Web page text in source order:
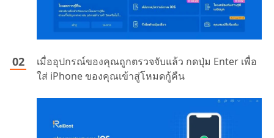
เมื่ออุปกรณ์ของคุณถูกตรวจจับแล้ว กดปุ่ม Enter เพื่อ
ใส่ iPhone ของคุณเข้าสู่โหมดกู้คืน